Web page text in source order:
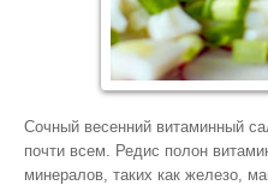
Сочный весенний витаминный
почти всем. Редис полон
минералов, таких как железо,